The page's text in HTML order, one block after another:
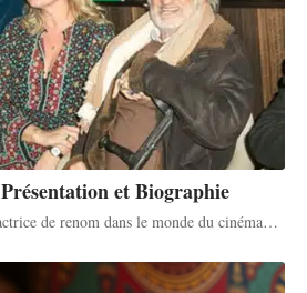
et Biographie
de renom dans le monde du cinéma…